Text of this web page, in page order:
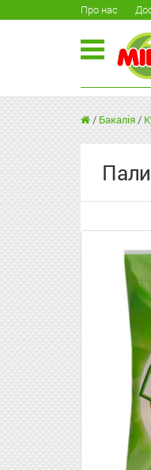
Про нас
/ Бакалія/